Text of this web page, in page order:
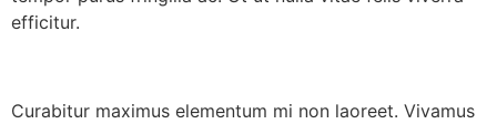
efficitur.
Curabitur maximus elementum mi non laoreet. Vivamus